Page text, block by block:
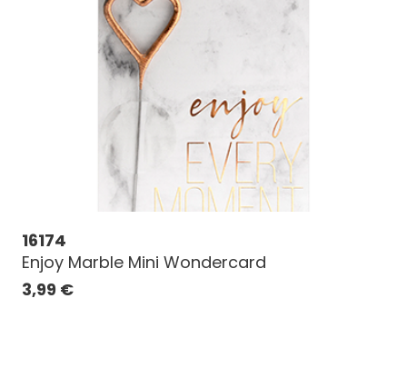
16174
Enjoy Marble Mini Wondercard
3,99 €